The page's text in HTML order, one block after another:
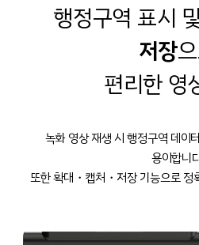
행정구역 표시
저장
편리한 영
녹화 영상 재생 시 행정구역 데이
용이합니
또한 확대・캡처・저장 기능으로 정